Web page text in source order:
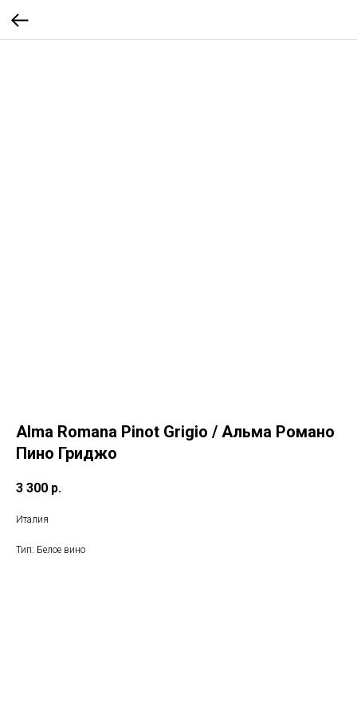
Alma Romana Pinot Grigio / Альма Романо
Пино Гриджо
3 300 р.
Италия
Тип: Белое вино